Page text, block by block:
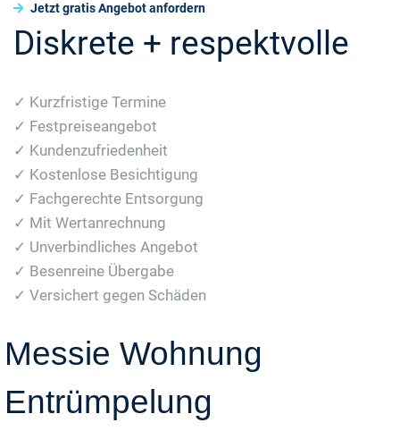
Jetzt gratis Angebot anfordern
Diskrete + respektvolle
✓ Kurzfristige Termine
✓ Festpreiseangebot
✓ Kundenzufriedenheit
✓ Kostenlose Besichtigung
✓ Fachgerechte Entsorgung
✓ Mit Wertanrechnung
✓ Unverbindliches Angebot
✓ Besenreine Übergabe
✓ Versichert gegen Schäden
Messie Wohnung
Entrümpelung